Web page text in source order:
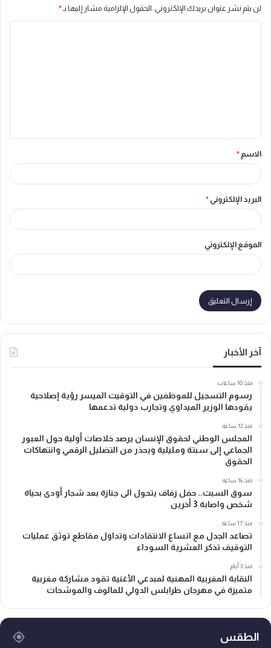
لن يتم نشر عنوان بريدك الإلكتروني. الحقول الإلزامية مشار إليها بـ*
ق
*
الاسم *
البريد الإلكتروني *
الموقع الإلكتروني
آخر الأخبار
منذ 10 ساعات
رسوم التسجيل للموظفين في التوقيت الميسر رؤية إصلاحية
يقودها الوزير الميداوي وتجارب دولية تدعمها
منذ 12 ساعة
المجلس الوطني لحقوق الإنسان يرصد خلاصات أولية حول العبور
الجماعي إلى سبتة ومليلية ويحذر من التضليل الرقمي وانتهاكات
الحقوق
منذ 16 ساعة
سوق السبت.. حفل زفاف يتحول الى جنازة بعد شجار أودى بحياة
شخص واصابة 3 أخرين
منذ 17 ساعة
تصاعد الجدل مع اتساع الانتقادات وتداول مقاطع توثق عمليات
التوقيف تذكر العشرية السوداء
منذ 3 أيام
النقابة المغربية المهنية لمبدعي الأغنية تقود مشاركة مغربية
متميزة في مهرجان طرابلس الدولي للمالوف والموشحات
الطقس